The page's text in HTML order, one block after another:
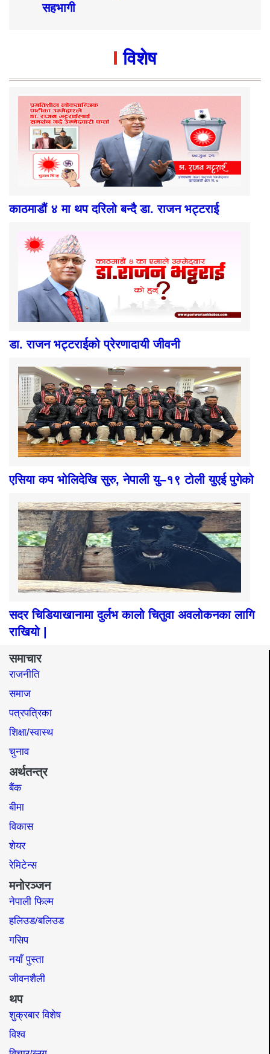
सहभागी
विशेष
काठमाडौं ४ मा थप दरिलो बन्दै डा. राजन भट्टराई
डा. राजन भट्टराईको प्रेरणादायी जीवनी
एसिया कप भोलिदेखि सुरु, नेपाली यु–१९ टोली युएई पुगेको
सदर चिडियाखानामा दुर्लभ कालो चितुवा अवलोकनका लागि
राखियो |
समाचार
राजनीति
समाज​
पत्रपत्रिका
शिक्षा/स्वास्थ
चुनाव
अर्थतन्त्र
बैंक
बीमा
विकास
शेयर
रेमिटेन्स
मनोरञ्जन
नेपाली फिल्म
हलिउड/बलिउड
गसिप
नयाँ पुस्ता
जीवनशैली
थप
शुक्रबार विशेष
विश्व